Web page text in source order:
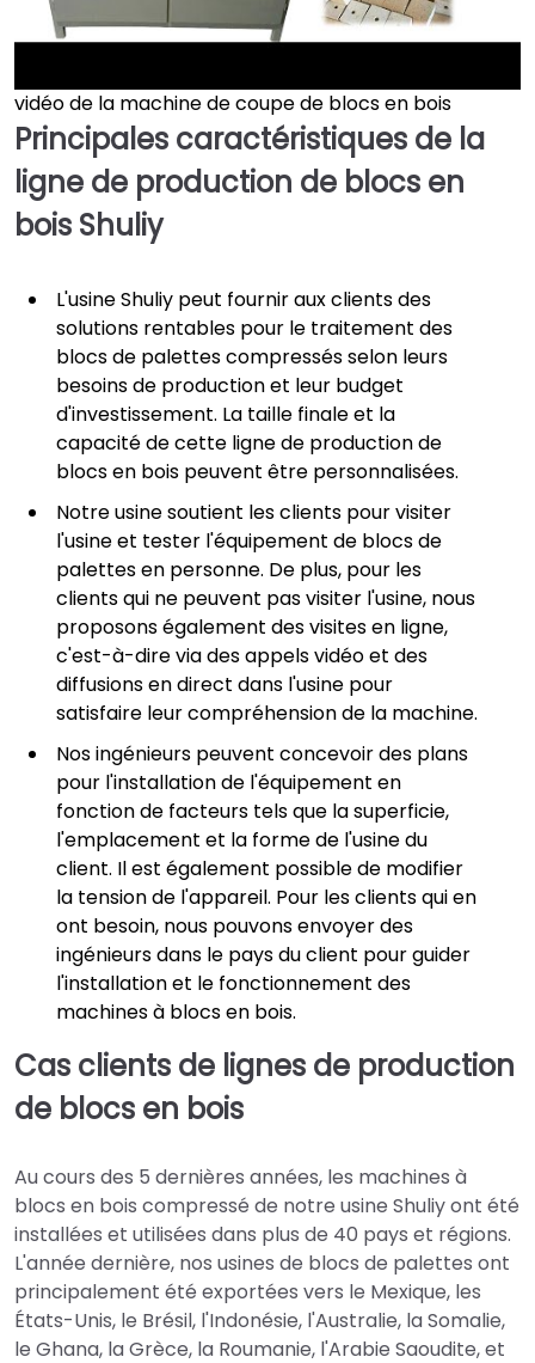
►
vidéo de la machine de coupe de blocs en bois
Principales caractéristiques de la
ligne de production de blocs en
bois Shuliy
L'usine Shuliy peut fournir aux clients des
solutions rentables pour le traitement des
blocs de palettes compressés selon leurs
besoins de production et leur budget
d'investissement. La taille finale et la
capacité de cette ligne de production de
blocs en bois peuvent être personnalisées.
Notre usine soutient les clients pour visiter
l'usine et tester l'équipement de blocs de
palettes en personne. De plus, pour les
clients qui ne peuvent pas visiter l'usine, nous
proposons également des visites en ligne,
c'est-à-dire via des appels vidéo et des
diffusions en direct dans l'usine pour
satisfaire leur compréhension de la machine.
Nos ingénieurs peuvent concevoir des plans
pour l'installation de l'équipement en
fonction de facteurs tels que la superficie,
l'emplacement et la forme de l'usine du
client. Il est également possible de modifier
la tension de l'appareil. Pour les clients qui en
ont besoin, nous pouvons envoyer des
ingénieurs dans le pays du client pour guider
l'installation et le fonctionnement des
machines à blocs en bois.
Cas clients de lignes de production
de blocs en bois
Au cours des 5 dernières années, les machines à
blocs en bois compressé de notre usine Shuliy ont été
installées et utilisées dans plus de 40 pays et régions.
L'année dernière, nos usines de blocs de palettes ont
principalement été exportées vers le Mexique, les
États-Unis, le Brésil, l'Indonésie, l'Australie, la Somalie,
le Ghana, la Grèce, la Roumanie, l'Arabie Saoudite, et